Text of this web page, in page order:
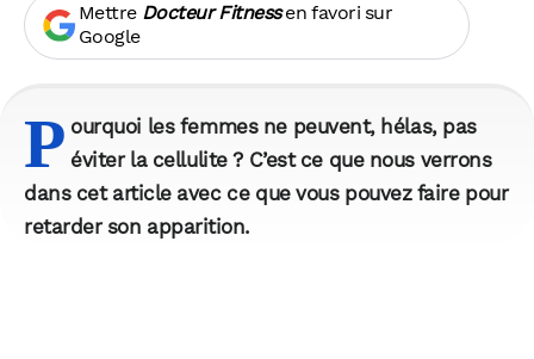
Mettre Docteur Fitnessen favori sur
Google
P ourquoi les femmes ne peuvent, hélas, pas
éviter la cellulite ? C’est ce que nous verrons
dans cet article avec ce que vous pouvez faire pour
retarder son apparition.